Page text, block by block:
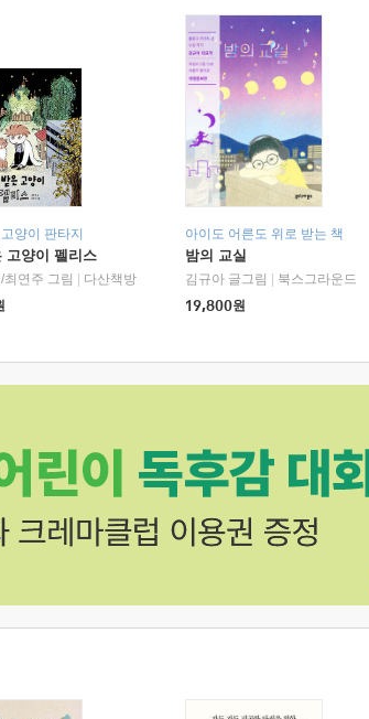
양이 판타지
고양이 펠리스
최연주 그림
다산책방
아이도 어른도 위로 받는 책
밤의 교실
김규아 글그림
북스그라운드
19,800원